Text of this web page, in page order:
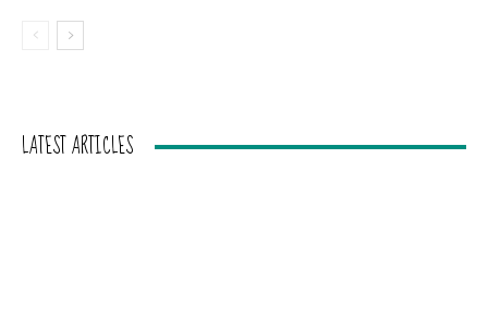
LATEST ARTICLES